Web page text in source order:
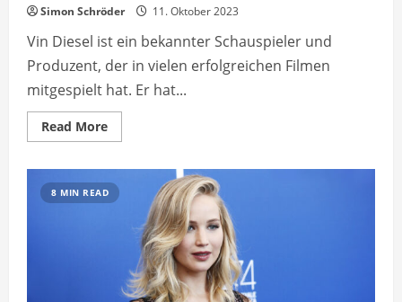
Simon Schröder 11. Oktober 2023
Vin Diesel ist ein bekannter Schauspieler und
Produzent, der in vielen erfolgreichen Filmen
mitgespielt hat. Er hat...
Read MoreRead
more
Filme:
Eine
seiner
bekanntesten
Filme
8 MIN READ